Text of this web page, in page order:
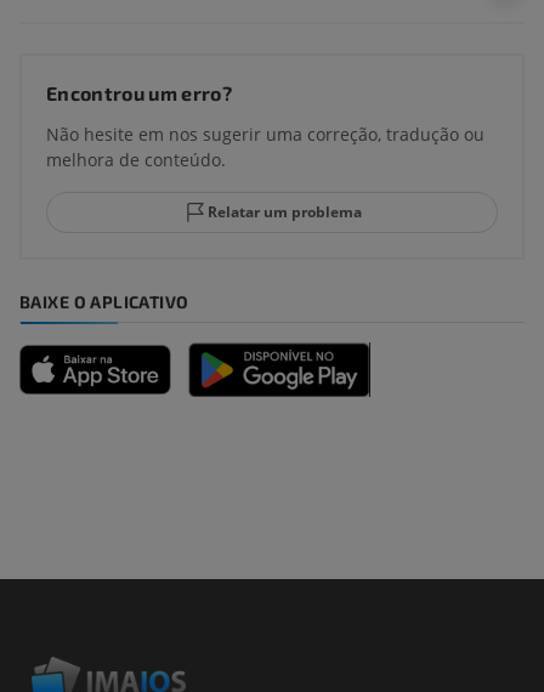
Encontrou um erro?
Não hesite em nos sugerir uma correção, tradução ou
melhora de conteúdo.
Relatar um problema
BAIXE O APLICATIVO